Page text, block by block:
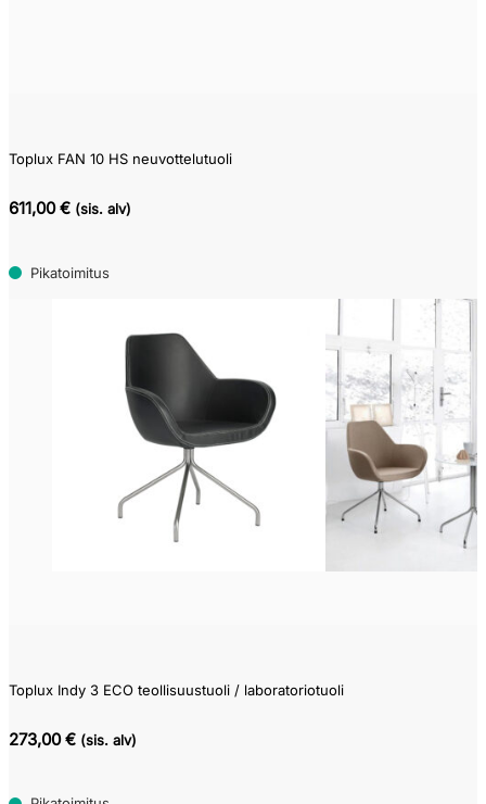
Toplux FAN 10 HS neuvottelutuoli
611,00 € (sis. alv)
Pikatoimitus
Toplux Indy 3 ECO teollisuustuoli / laboratoriotuoli
273,00 € (sis. alv)